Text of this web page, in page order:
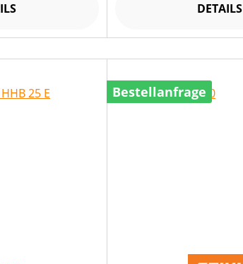
DETAILS
Bestellanfrage